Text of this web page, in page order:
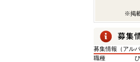
※掲
募集情報（アル
職種